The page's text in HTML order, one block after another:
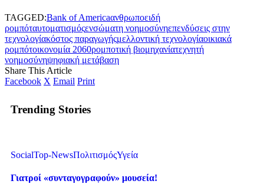
TAGGED:Bank of Americaανθρωποειδή
ρομπόταυτοματισμόςενσώματη νοημοσύνηεπενδύσεις στην
τεχνολογίακόστος παραγωγήςμελλοντική τεχνολογίαοικιακά
ρομπότοικονομία 2060ρομποτική βιομηχανίατεχνητή
νοημοσύνηψηφιακή μετάβαση
Share This Article
Facebook X Email Print
Trending Stories
SocialTop-NewsΠολιτισμόςΥγεία
Γιατροί «συνταγογραφούν» μουσεία!